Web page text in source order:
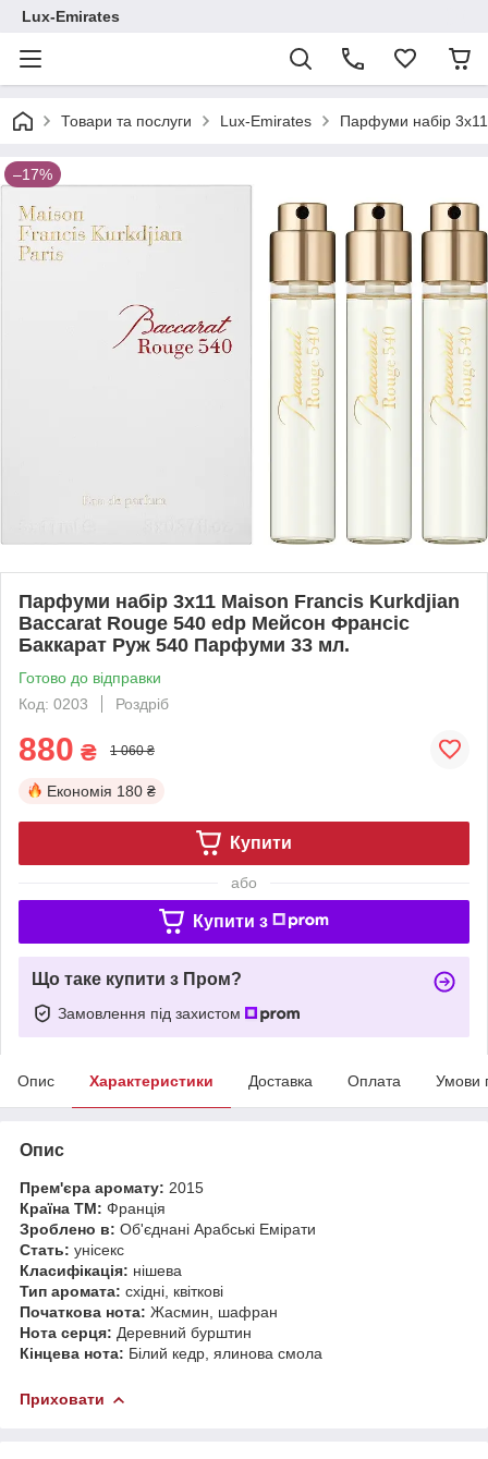
Lux-Emirates
Товари та послуги Lux-Emirates Парфуми набір
–17%
Парфуми набір 3x11 Maison Francis Kurkdjian
Baccarat Rouge 540 edp Мейсон Франсіс
Баккарат Руж 540 Парфуми 33 мл.
Готово до відправки
Код: 0203
Роздріб
880 ₴ 1 060 ₴
Економія 180 ₴
Купити
або
Купити з
Що таке купити з Пром?
Замовлення під захистом
Опис Характеристики Доставка Оплата Умови
Опис
Прем'єра аромату: 2015
Країна ТМ: Франція
Зроблено в: Об'єднані Арабські Емірати
Стать: унісекс
Класифікація: нішева
Тип аромата: східні, квіткові
Початкова нота: Жасмин, шафран
Нота серця: Деревний бурштин
Кінцева нота: Білий кедр, ялинова смола
Приховати